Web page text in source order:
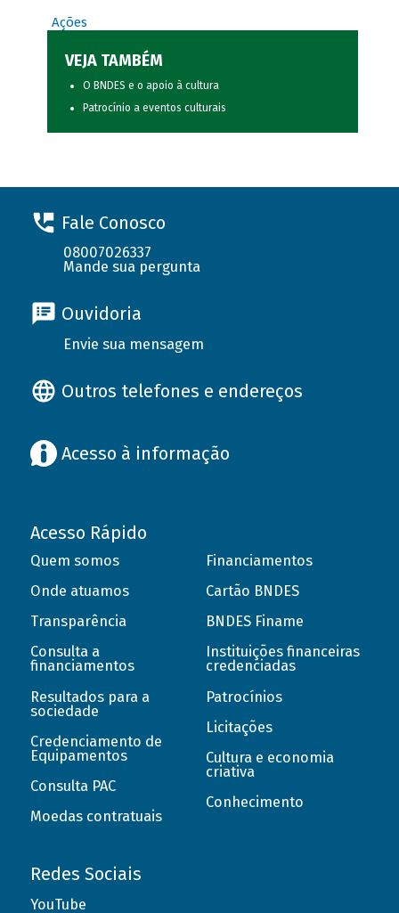
Ações
VEJA TAMBÉM
O BNDES e o apoio à cultura
Patrocínio a eventos culturais
Fale Conosco
08007026337
Mande sua pergunta
Ouvidoria
Envie sua mensagem
Outros telefones e endereços
Acesso à informação
Acesso Rápido
Quem somos
Onde atuamos
Transparência
Consulta a
financiamentos
Resultados para a
sociedade
Credenciamento de
Equipamentos
Consulta PAC
Moedas contratuais
Financiamentos
Cartão BNDES
BNDES Finame
Instituições financeiras
credenciadas
Patrocínios
Licitações
Cultura e economia
criativa
Conhecimento
Redes Sociais
YouTube